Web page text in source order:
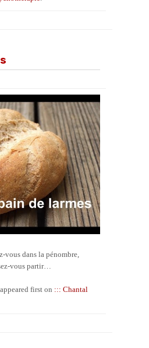
vous dans la pénombre,
vous partir…
appeared first on ::: Chantal